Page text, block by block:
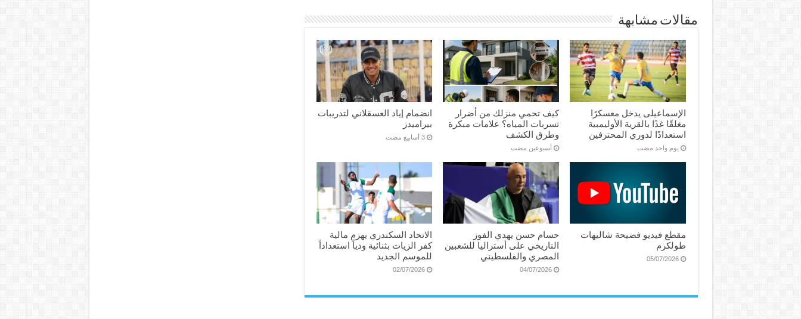
مقالات مشابهة
الإسماعیلی یدخل معسكرًا
مغلقًا غدًا بالقرية الأوليمبية
استعدادًا لدوري المحترفين
‏يوم واحد مضت
كيف تحمي منزلك من أضرار
تسربات المياه؟ علامات مبكرة
وطرق الكشف
‏أسبوعين مضت
انضمام إياد العسقلاني لتدريبات
بيراميدز
‏3 أسابيع مضت
مقطع فيديو فضيحة شاليهات
طولكرم
05/07/2026
حسام حسن يهدي الفوز
التاريخي على أستراليا للشعبين
المصري والفلسطيني
04/07/2026
الاتحاد السكندري يهزم مالية
كفر الزيات بثنائية ودياً استعداداً
للموسم الجديد
02/07/2026